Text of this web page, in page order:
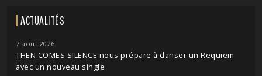
ACTUALITÉS
7 août 2026
THEN COMES SILENCE nous prépare à danser un Requiem
avec un nouveau single